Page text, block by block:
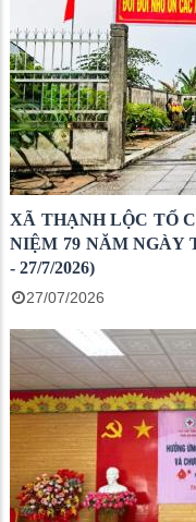
XÃ THẠNH LỘC TỔ
NIỆM 79 NĂM NGÀY
- 27/7/2026)
27/07/2026